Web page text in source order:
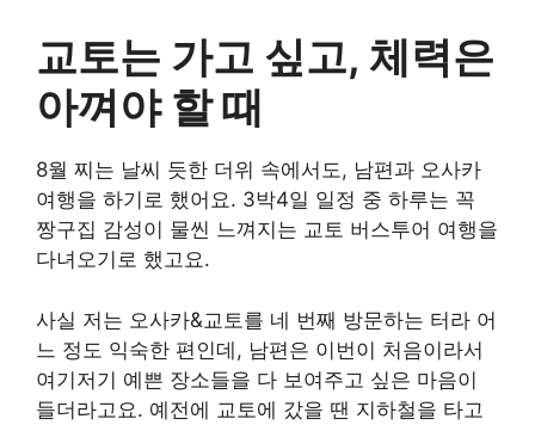
교토는 가고 싶고, 체력은
아껴야 할 때
8월 찌는 날씨 듯한 더위 속에서도, 남편과 오사카
여행을 하기로 했어요. 3박4일 일정 중 하루는 꼭
짱구집 감성이 물씬 느껴지는 교토 버스투어 여행을
다녀오기로 했고요.
사실 저는 오사카&교토를 네 번째 방문하는 터라 어
느 정도 익숙한 편인데, 남편은 이번이 처음이라서
여기저기 예쁜 장소들을 다 보여주고 싶은 마음이
들더라고요. 예전에 교토에 갔을 땐 지하철을 타고